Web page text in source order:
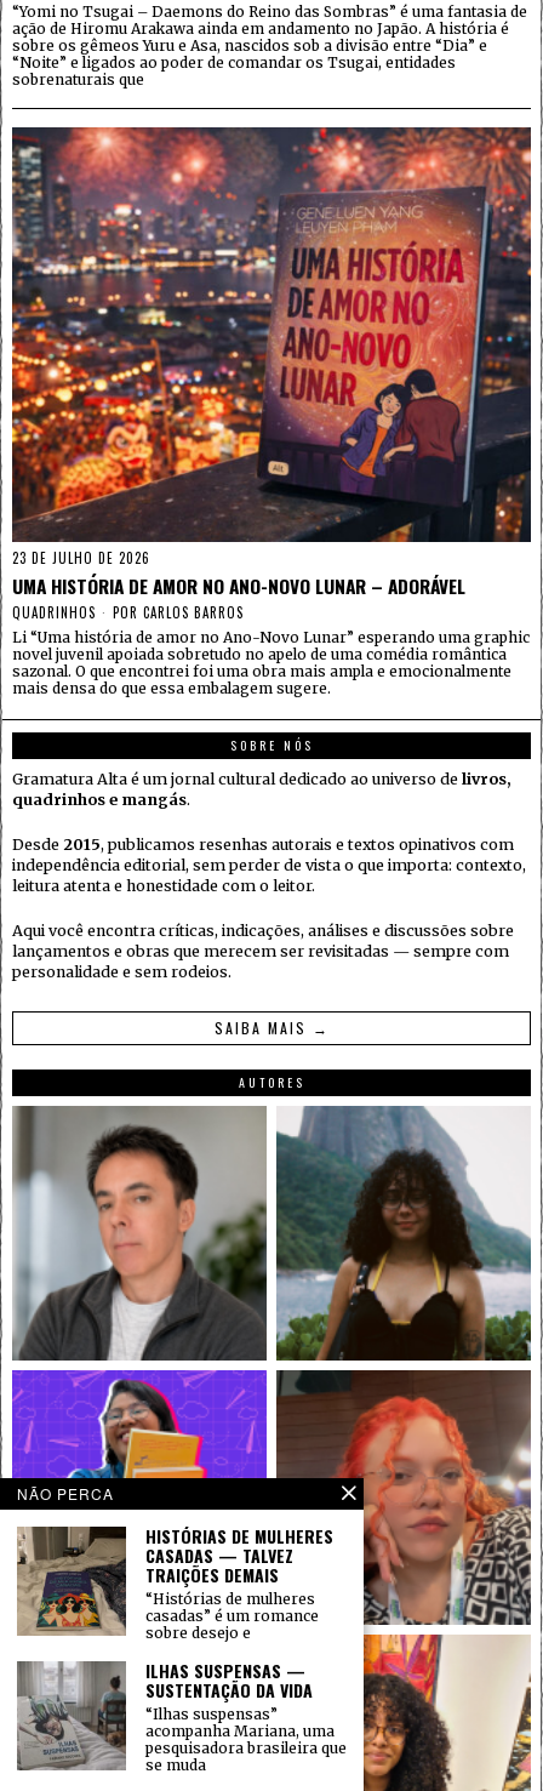
“Yomi no Tsugai – Daemons do Reino das Sombras” é uma fantasia de
ação de Hiromu Arakawa ainda em andamento no Japão. A história é
sobre os gêmeos Yuru e Asa, nascidos sob a divisão entre “Dia” e
“Noite” e ligados ao poder de comandar os Tsugai, entidades
sobrenaturais que
23 DE JULHO DE 2026
UMA HISTÓRIA DE AMOR NO ANO-NOVO LUNAR – ADORÁVEL
QUADRINHOS POR CARLOS BARROS
Li “Uma história de amor no Ano-Novo Lunar” esperando uma graphic
novel juvenil apoiada sobretudo no apelo de uma comédia romântica
sazonal. O que encontrei foi uma obra mais ampla e emocionalmente
mais densa do que essa embalagem sugere.
SOBRE NÓS
Gramatura Alta é um jornal cultural dedicado ao universo de livros,
quadrinhos e mangás.
Desde 2015, publicamos resenhas autorais e textos opinativos com
independência editorial, sem perder de vista o que importa: contexto,
leitura atenta e honestidade com o leitor.
Aqui você encontra críticas, indicações, análises e discussões sobre
lançamentos e obras que merecem ser revisitadas — sempre com
personalidade e sem rodeios.
SAIBA MAIS →
AUTORES
NÃO PERCA
HISTÓRIAS DE MULHERES
CASADAS — TALVEZ
TRAIÇÕES DEMAIS
“Histórias de mulheres
casadas” é um romance
sobre desejo e
ILHAS SUSPENSAS —
SUSTENTAÇÃO DA VIDA
“Ilhas suspensas”
acompanha Mariana, uma
pesquisadora brasileira que
se muda